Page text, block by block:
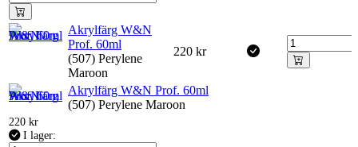
Akrylfärg W&N
Prof. 60ml
(507) Perylene
Maroon
220 kr
Akrylfärg W&N Prof. 60ml
(507) Perylene Maroon
220 kr
I lager: